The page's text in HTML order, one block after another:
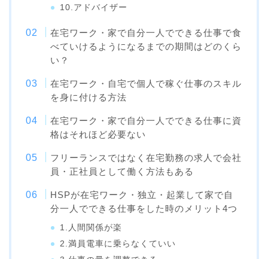
10.アドバイザー
在宅ワーク・家で自分一人でできる仕事で食
べていけるようになるまでの期間はどのくら
い？
在宅ワーク・自宅で個人で稼ぐ仕事のスキル
を身に付ける方法
在宅ワーク・家で自分一人でできる仕事に資
格はそれほど必要ない
フリーランスではなく在宅勤務の求人で会社
員・正社員として働く方法もある
HSPが在宅ワーク・独立・起業して家で自
分一人でできる仕事をした時のメリット4つ
1.人間関係が楽
2.満員電車に乗らなくていい